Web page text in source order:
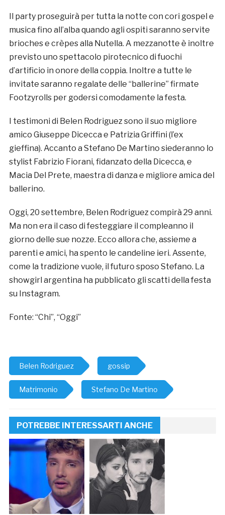
Il party proseguirà per tutta la notte con cori gospel e
musica fino all’alba quando agli ospiti saranno servite
brioches e crèpes alla Nutella. A mezzanotte è inoltre
previsto uno spettacolo pirotecnico di fuochi
d’artificio in onore della coppia. Inoltre a tutte le
invitate saranno regalate delle “ballerine” firmate
Footzyrolls per godersi comodamente la festa.
I testimoni di Belen Rodriguez sono il suo migliore
amico Giuseppe Dicecca e Patrizia Griffini (l’ex
gieffina). Accanto a Stefano De Martino siederanno lo
stylist Fabrizio Fiorani, fidanzato della Dicecca, e
Macia Del Prete, maestra di danza e migliore amica del
ballerino.
Oggi, 20 settembre, Belen Rodriguez compirà 29 anni.
Ma non era il caso di festeggiare il compleanno il
giorno delle sue nozze. Ecco allora che, assieme a
parenti e amici, ha spento le candeline ieri. Assente,
come la tradizione vuole, il futuro sposo Stefano. La
showgirl argentina ha pubblicato gli scatti della festa
su Instagram.
Fonte: “Chi”, “Oggi”
Belen Rodriguez gossip
Matrimonio Stefano De Martino
POTREBBE INTERESSARTI ANCHE